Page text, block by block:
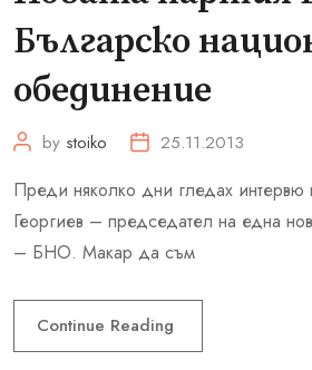
Българско
обединение
by stoiko 25.11.2013
Преди няколко дни гледах интервю
Георгиев – председател на една
– БНО. Макар да съм
Continue Reading